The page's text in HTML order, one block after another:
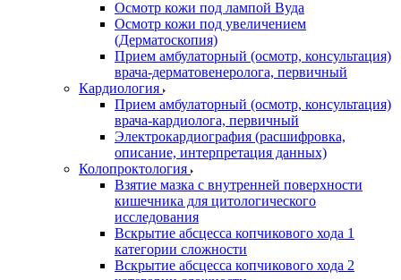
Осмотр кожи под лампой Вуда
Осмотр кожи под увеличением
(Дерматоскопия)
Прием амбулаторный (осмотр, консультация)
врача-дерматовенеролога, первичный
Кардиология
Прием амбулаторный (осмотр, консультация)
врача-кардиолога, первичный
Электрокардиография (расшифровка,
описание, интерпретация данных)
Колопроктология
Взятие мазка с внутренней поверхности
кишечника для цитологического
исследования
Вскрытие абсцесса копчикового хода 1
категории сложности
Вскрытие абсцесса копчикового хода 2